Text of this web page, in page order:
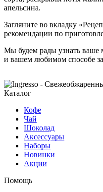
апельсина.
Загляните во вкладку
рекомендации по
Мы будем рады узнать ваше
и вашем любимом способе
Каталог
Кофе
Чай
Шоколад
Аксессуары
Наборы
Новинки
Акции
Помощь